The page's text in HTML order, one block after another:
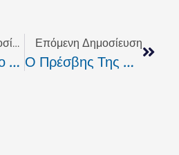
Προηγούμενη Δημοσίευση
Νέα Θέματα Στο AGORATV
Επόμενη Δημοσίευση
Ο Πρέσβης Της Αυστραλίας Στο Ρέθυμνο Για Απονομή Βραβείου